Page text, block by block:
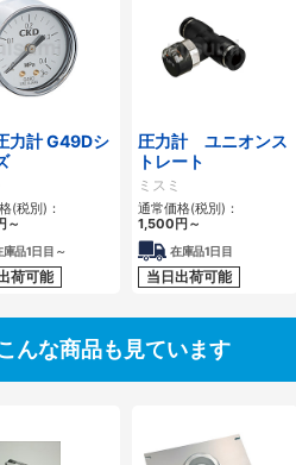
力計 G49Dシ
(税別)：
～
庫品1日目～
荷可能
圧力計 ユニオンス
トレート
ミスミ
通常価格(税別)：
1,500円 ～
在庫品1日目
当日出荷可能
んな商品も見ています